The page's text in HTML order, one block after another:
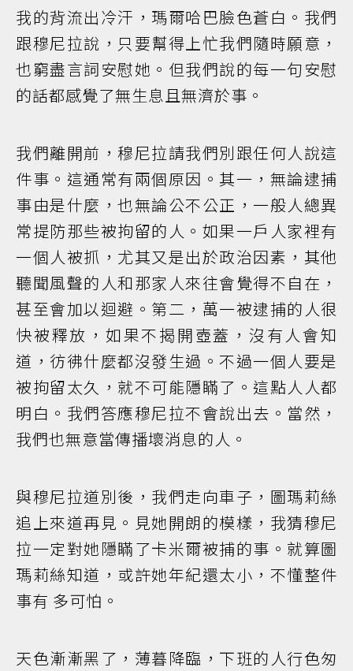
我的背流出冷汗，瑪爾哈巴臉色蒼白。我們
跟穆尼拉說，只要幫得上忙我們隨時願意，
也窮盡言詞安慰她。但我們說的每一句安慰
的話都感覺了無生息且無濟於事。
我們離開前，穆尼拉請我們別跟任何人說這
件事。這通常有兩個原因。其一，無論逮捕
事由是什麼，也無論公不公正，一般人總異
常提防那些被拘留的人。如果一戶人家裡有
一個人被抓，尤其又是出於政治因素，其他
聽聞風聲的人和那家人來往會覺得不自在，
甚至會加以迴避。第二，萬一被逮捕的人很
快被釋放，如果不揭開壺蓋，沒有人會知
道，彷彿什麼都沒發生過。不過一個人要是
被拘留太久，就不可能隱瞞了。這點人人都
明白。我們答應穆尼拉不會說出去。當然，
我們也無意當傳播壞消息的人。
與穆尼拉道別後，我們走向車子，圖瑪莉絲
追上來道再見。見她開朗的模樣，我猜穆尼
拉一定對她隱瞞了卡米爾被捕的事。就算圖
瑪莉絲知道，或許她年紀還太小，不懂整件
事有 多可怕。
天色漸漸黑了，薄暮降臨，下班的人行色匆